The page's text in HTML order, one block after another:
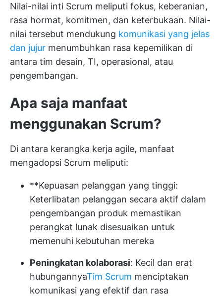
Nilai-nilai inti Scrum meliputi fokus, keberanian,
rasa hormat, komitmen, dan keterbukaan. Nilai-
nilai tersebut mendukung komunikasi yang jelas
dan jujur menumbuhkan rasa kepemilikan di
antara tim desain, TI, operasional, atau
pengembangan.
Apa saja manfaat
menggunakan Scrum?
Di antara kerangka kerja agile, manfaat
mengadopsi Scrum meliputi:
**Kepuasan pelanggan yang tinggi:
Keterlibatan pelanggan secara aktif dalam
pengembangan produk memastikan
perangkat lunak disesuaikan untuk
memenuhi kebutuhan mereka
Peningkatan kolaborasi: Kecil dan erat
hubungannyaTim Scrum menciptakan
komunikasi yang efektif dan rasa